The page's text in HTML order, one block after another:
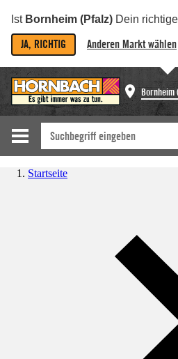
Ist Bornheim (Pfalz) Dein
JA, RICHTIG Anderen Markt wählen
Bornheim
Startseite